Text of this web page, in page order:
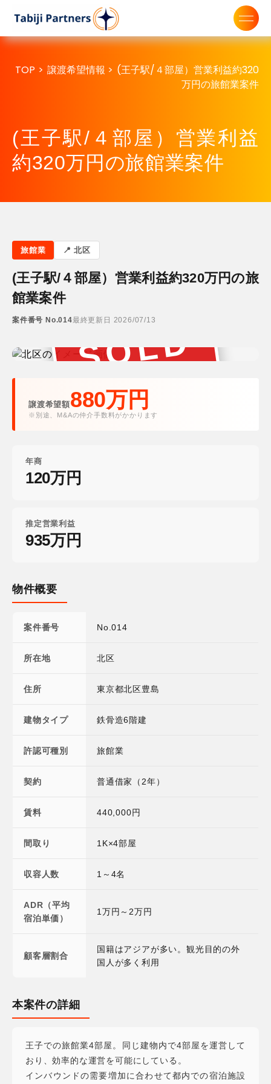
TOP > 譲渡希望情報 > (王子駅/４部屋）営業利益約320
万円の旅館業案件
(王子駅/４部屋）営業利益
約320万円の旅館業案件
旅館業 北区
(王子駅/４部屋）営業利益約320万円の旅
館業案件
案件番号 No.014最終更新日 2026/07/13
SOLD
譲渡希望額880万円
※別途、M&Aの仲介手数料がかかります
年商
120万円
推定営業利益
935万円
物件概要
案件番号 No.014
所在地 北区
住所 東京都北区豊島
建物タイプ 鉄骨造6階建
許認可種別 旅館業
契約 普通借家（2年）
賃料 440,000円
間取り 1K×4部屋
収容人数 1～4名
ADR（平均
宿泊単価）
1万円～2万円
顧客層割合
国籍はアジアが多い。観光目的の外
国人が多く利用
本案件の詳細
王子での旅館業4部屋。同じ建物内で4部屋を運営して
おり、効率的な運営を可能にしている。
インバウンドの需要増加に合わせて都内での宿泊施設